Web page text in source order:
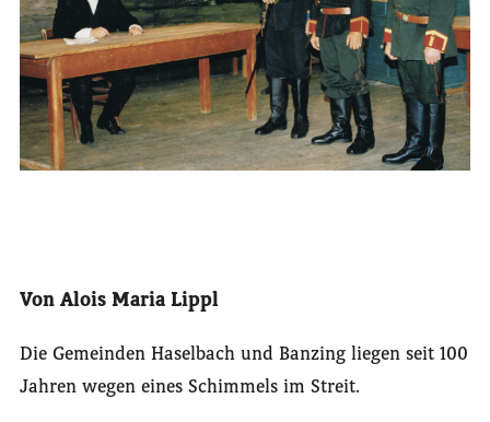
Von Alois Maria Lippl
Die Gemeinden Haselbach und Banzing liegen seit 100
Jahren wegen eines Schimmels im Streit.